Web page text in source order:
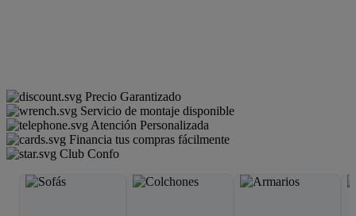
Precio Garantizado
Servicio de montaje disponible
Atención Personalizada
Financia tus compras fácilmente
Club Confo